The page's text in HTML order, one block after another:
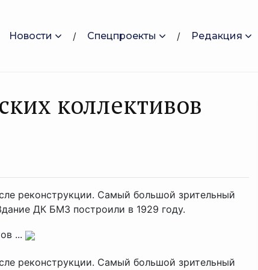
Новости Спецпроекты Редакция
коллективов
реконструкции. Самый большой зрительный
ДК БМЗ построили в 1929 году.
...
реконструкции. Самый большой зрительный